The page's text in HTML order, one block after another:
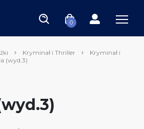
0
Kryminał i Thriller
Kryminał i
(wyd.3)